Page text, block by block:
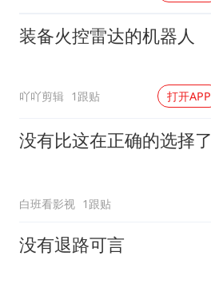
装备火控雷达的机器人
吖吖剪辑 1跟贴 打开APP
没有比这在正确的选择了
白班看影视 1跟贴
没有退路可言